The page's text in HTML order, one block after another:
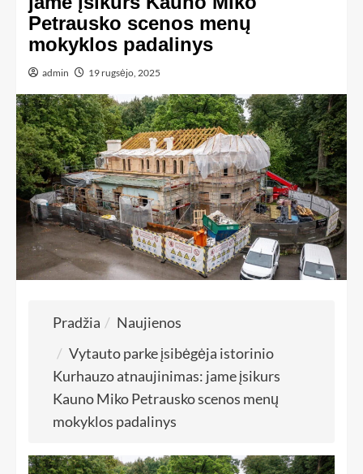
Petrausko scenos menų
mokyklos padalinys
admin 19 rugsėjo, 2025
Pradžia
Naujienos
Vytauto parke įsibėgėja istorinio
Kurhauzo atnaujinimas: jame įsikurs
Kauno Miko Petrausko scenos menų
mokyklos padalinys